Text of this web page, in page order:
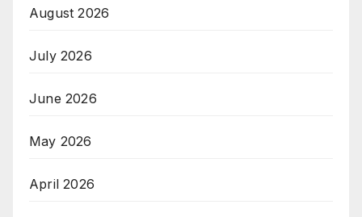
August 2026
July 2026
June 2026
May 2026
April 2026